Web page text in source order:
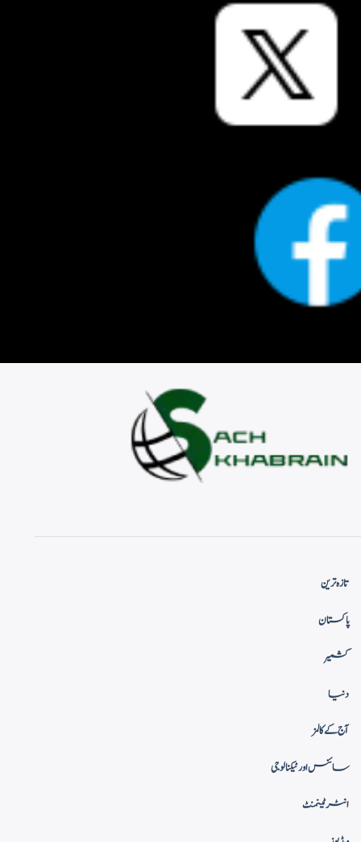
تازہ ترین
پاکستان
کشمیر
دنیا
آج کے کالمز
سائنس اور ٹیکنالوجی
انٹرٹینمنٹ